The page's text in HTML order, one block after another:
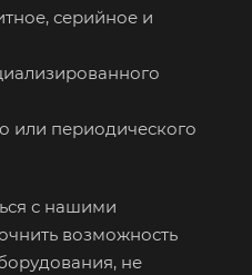
серийное и
периодического
с нашими
возможность
не